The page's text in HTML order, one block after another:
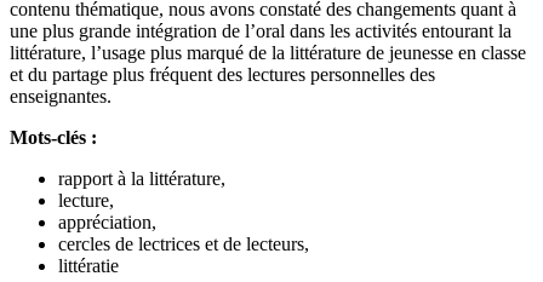
contenu thématique, nous avons constaté des changements quant à
une plus grande intégration de l’oral dans les activités entourant la
littérature, l’usage plus marqué de la littérature de jeunesse en classe
et du partage plus fréquent des lectures personnelles des
enseignantes.
Mots-clés :
rapport à la littérature,
lecture,
appréciation,
cercles de lectrices et de lecteurs,
littératie